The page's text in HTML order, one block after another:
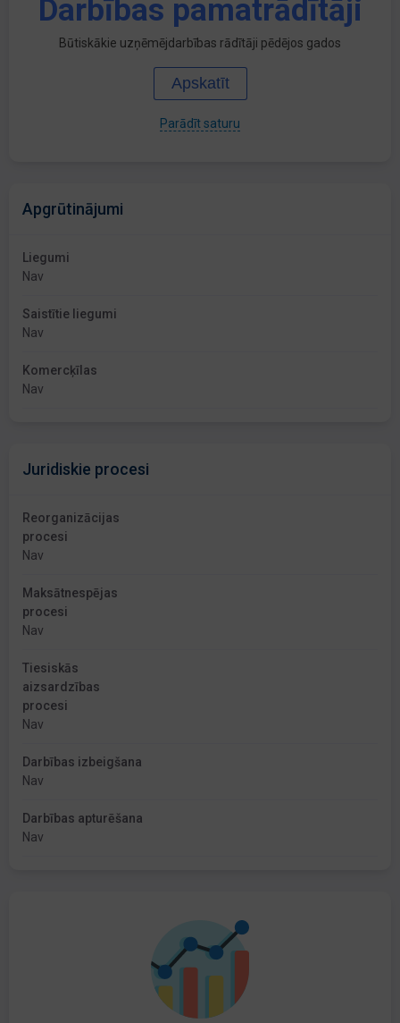
Darbības pamatrādītāji
Būtiskākie uzņēmējdarbības rādītāji pēdējos gados
Apskatīt
Parādīt saturu
Apgrūtinājumi
Liegumi
Nav
Saistītie liegumi
Nav
Komercķīlas
Nav
Juridiskie procesi
Reorganizācijas
procesi
Nav
Maksātnespējas
procesi
Nav
Tiesiskās
aizsardzības
procesi
Nav
Darbības izbeigšana
Nav
Darbības apturēšana
Nav